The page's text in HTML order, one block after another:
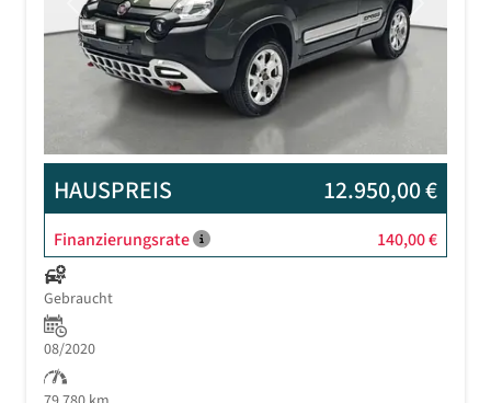
Previous
HAUSPREIS 12.950,00 €
Finanzierungsrate 140,00 €
Gebraucht
08/2020